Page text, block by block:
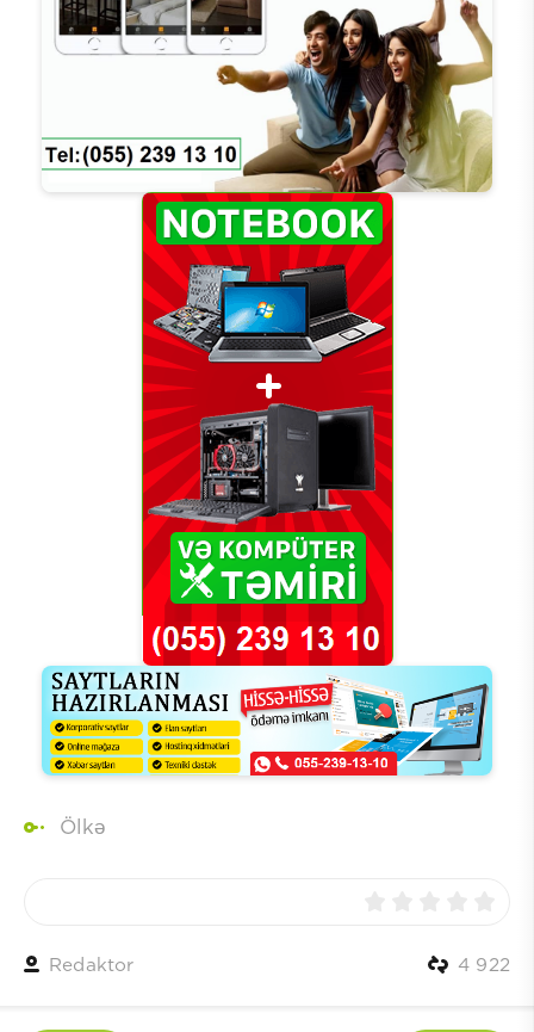
Ölkə
Redaktor 4 922